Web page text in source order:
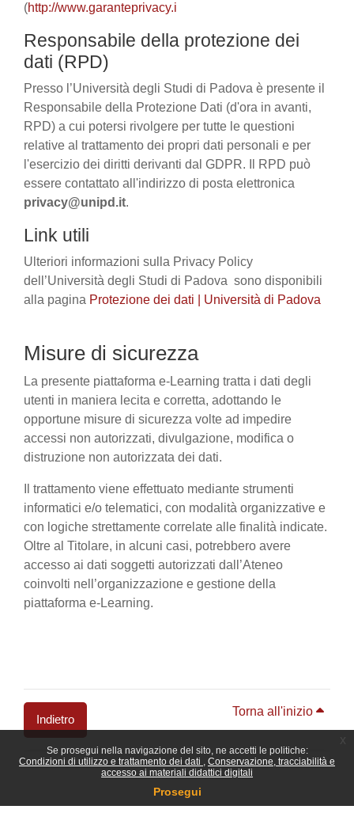
Se prosegui nella navigazione del sito, ne accetti le politiche:
Condizioni di utilizzo e trattamento dei dati
Conservazione, tracciabilità e
accesso ai materiali didattici digitali
Prosegui
(http://www.garanteprivacy.i
Responsabile della protezione dei
dati (RPD)
Presso l’Università degli Studi di Padova è presente il
Responsabile della Protezione Dati (d'ora in avanti,
RPD) a cui potersi rivolgere per tutte le questioni
relative al trattamento dei propri dati personali e per
l'esercizio dei diritti derivanti dal GDPR. Il RPD può
essere contattato all'indirizzo di posta elettronica
privacy@unipd.it.
Link utili
Ulteriori informazioni sulla Privacy Policy
dell’Università degli Studi di Padova sono disponibili
alla pagina Protezione dei dati | Università di Padova
Misure di sicurezza
La presente piattaforma e-Learning tratta i dati degli
utenti in maniera lecita e corretta, adottando le
opportune misure di sicurezza volte ad impedire
accessi non autorizzati, divulgazione, modifica o
distruzione non autorizzata dei dati.
Il trattamento viene effettuato mediante strumenti
informatici e/o telematici, con modalità organizzative e
con logiche strettamente correlate alle finalità indicate.
Oltre al Titolare, in alcuni casi, potrebbero avere
accesso ai dati soggetti autorizzati dall’Ateneo
coinvolti nell’organizzazione e gestione della
piattaforma e-Learning.
Indietro
Torna all'inizio
Blocchi